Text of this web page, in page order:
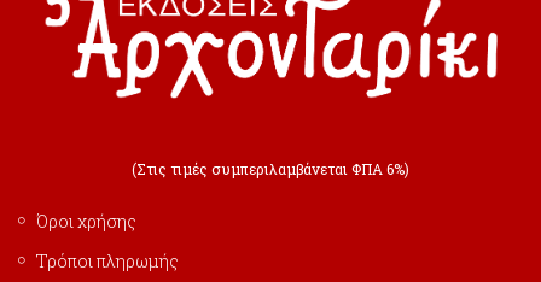
(Στις τιμές συμπεριλαμβάνεται ΦΠΑ 6%)
Όροι χρήσης
Τρόποι πληρωμής